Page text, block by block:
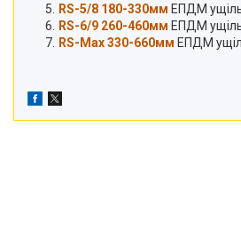
RS-5/8 180-330мм ЕПДМ
RS-6/9 260-460мм ЕПДМ
RS-Max330-660мм ЕПДМ